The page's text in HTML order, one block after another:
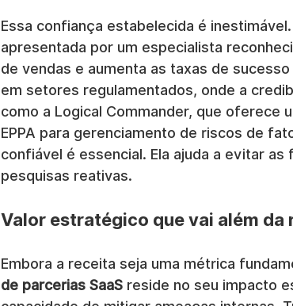
Essa confiança estabelecida é
apresentada por um especialista
de vendas e aumenta as taxas de
em setores regulamentados, onde a
como a Logical Commander, que oferece
EPPA para gerenciamento de riscos de
confiável é essencial. Ela ajuda a evitar
pesquisas reativas.
Valor estratégico que vai além da
Embora a receita seja uma métrica
de parcerias SaaS reside no seu impacto